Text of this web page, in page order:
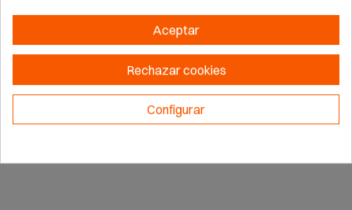
CAJA 5 BOLSAS PAPEL 25X40CM 40L EINHELL ASPIRADOR
Aceptar
Rechazar cookies
Configurar